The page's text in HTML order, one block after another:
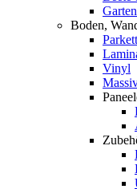
Boden,
Parkett
Vinyl